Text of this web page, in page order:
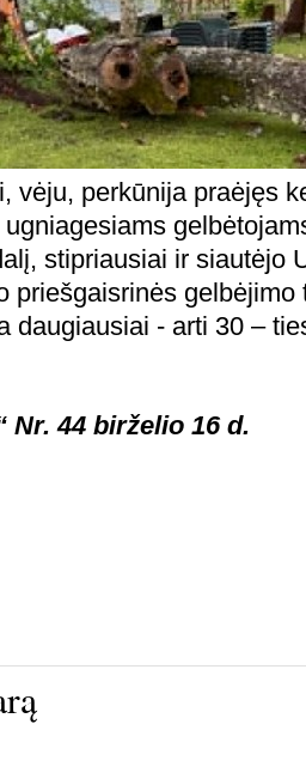
vėju, perkūnija praėjęs
stipriausiai ir siautėjo
priešgaisrinės
daugiausiai - arti 30 –
Nr. 44 birželio 16 d.